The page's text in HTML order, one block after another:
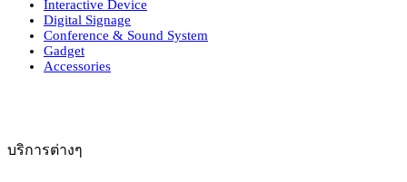
Interactive Device
Digital Signage
Conference & Sound System
Gadget
Accessories
บริการต่างๆ